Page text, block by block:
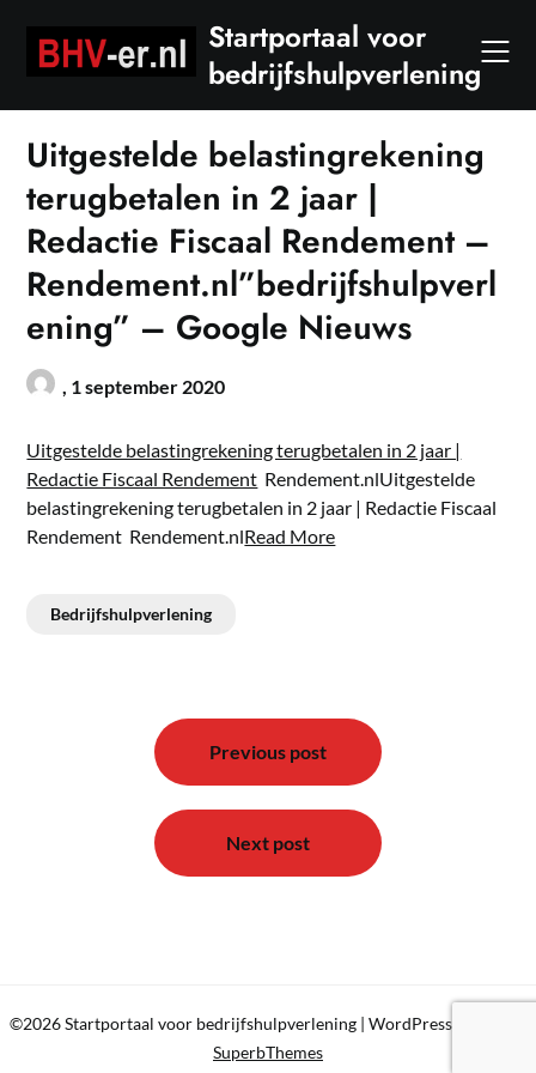
content
Startportaal voor
bedrijfshulpverlening
Uitgestelde belastingrekening
terugbetalen in 2 jaar |
Redactie Fiscaal Rendement –
Rendement.nl”bedrijfshulpverl
ening” – Google Nieuws
, 1 september 2020
Uitgestelde belastingrekening terugbetalen in 2 jaar |
Redactie Fiscaal Rendement Rendement.nlUitgestelde
belastingrekening terugbetalen in 2 jaar | Redactie Fiscaal
Rendement Rendement.nlRead More
Bedrijfshulpverlening
Previous post
Next post
©2026 Startportaal voor bedrijfshulpverlening | WordPress Theme by
SuperbThemes